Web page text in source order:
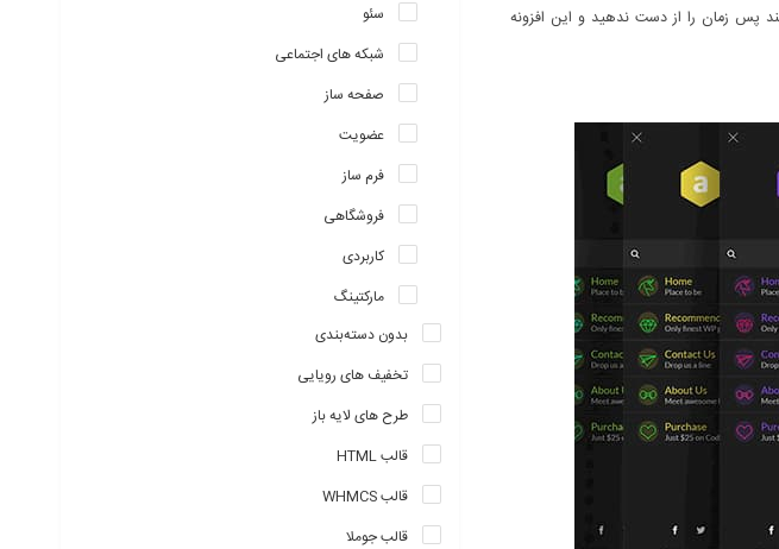
پس زمان را از دست ندهید و این افزونه
سئو
شبکه های اجتماعی
صفحه ساز
عضویت
فرم ساز
فروشگاهی
کاربردی
مارکتینگ
بدون دسته‌بندی
تخفیف های رویایی
طرح های لایه باز
قالب HTML
قالب WHMCS
قالب جوملا